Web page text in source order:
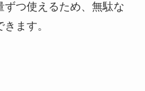
つ使えるため、無駄な
ます。